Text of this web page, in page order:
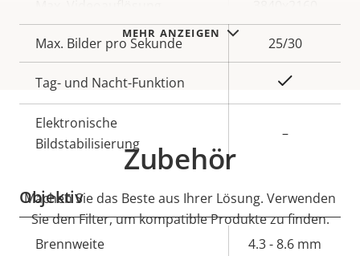
MEHR ANZEIGEN
Max. Bilder pro Sekunde 25/30
Tag- und Nacht-Funktion
Elektronische
Bildstabilisierung
–
Objektiv
Eigentumsbeschreibung Eigentumswert
Brennweite 4.3 - 8.6 mm
Zubehör
Machen Sie das Beste aus Ihrer Lösung. Verwenden
Sie den Filter, um kompatible Produkte zu finden.